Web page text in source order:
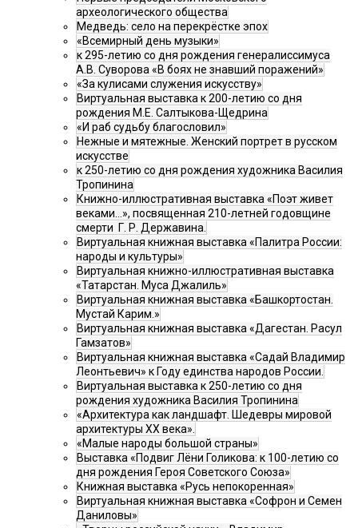
археологического общества
Медведь: село на перекрёстке эпох
«Всемирный день музыки»
к 295-летию со дня рождения генералиссимуса
А.В. Суворова «В боях не знавший поражений»
«За кулисами служения искусству»
Виртуальная выставка к 200-летию со дня
рождения М.Е. Салтыкова-Щедрина
«И раб судьбу благословил»
Нежные и мятежные. Женский портрет в русском
искусстве
к 250-летию со дня рождения художника Василия
Тропинина
Книжно-иллюстративная выставка «Поэт живет
веками…», посвященная 210-летней годовщине
смерти Г. Р. Державина.
Виртуальная книжная выставка «Палитра России:
народы и культуры»
Виртуальная книжно-иллюстративная выставка
«Татарстан. Муса Джалиль»
Виртуальная книжная выставка «Башкортостан.
Мустай Карим.»
Виртуальная книжная выставка «Дагестан. Расул
Гамзатов»
Виртуальная книжная выставка «Садай Владимир
Леонтьевич» к Году единства народов России.
Виртуальная выставка к 250-летию со дня
рождения художника Василия Тропинина
«Архитектура как ландшафт. Шедевры мировой
архитектуры XX века».
«Малые народы большой страны»
Выставка «Подвиг Лёни Голикова: к 100-летию со
дня рождения Героя Советского Союза»
Книжная выставка «Русь непокоренная»
Виртуальная книжная выставка «Софрон и Семен
Даниловы»